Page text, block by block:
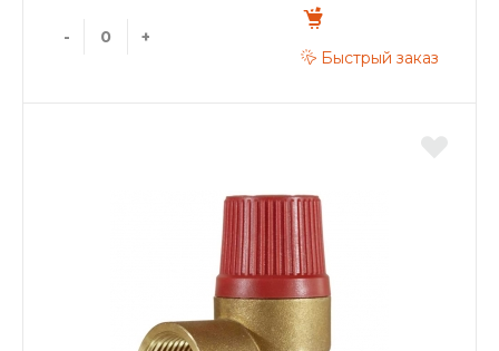
-
+
Быстрый заказ